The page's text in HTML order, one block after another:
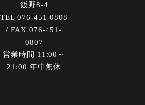
飯野8-4
TEL 076-451-0808
/ FAX 076-451-
0807
営業時間 11:00～
21:00 年中無休